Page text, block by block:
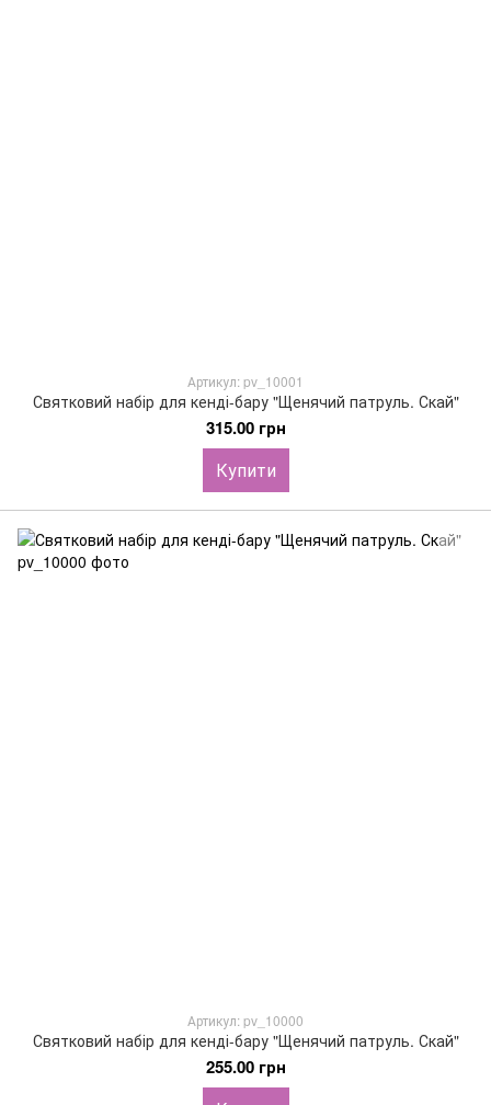
Артикул: pv_10001
Святковий набір для кенді-бару "Щенячий патруль. Скай"
315.00 грн
Купити
Артикул: pv_10000
Святковий набір для кенді-бару "Щенячий патруль. Скай"
255.00 грн